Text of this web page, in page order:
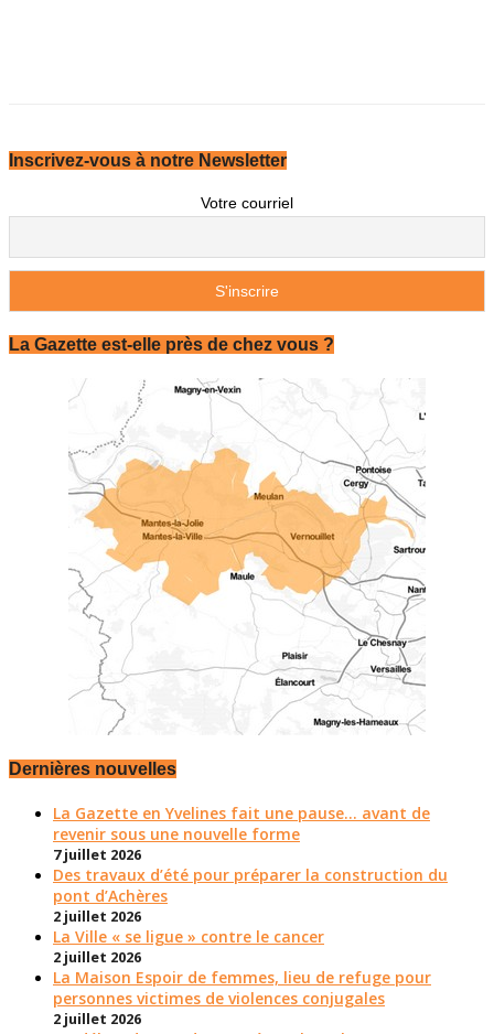
Inscrivez-vous à notre Newsletter
Votre courriel
La Gazette est-elle près de chez vous ?
Dernières nouvelles
La Gazette en Yvelines fait une pause... avant de
revenir sous une nouvelle forme
7 juillet 2026
Des travaux d’été pour préparer la construction du
pont d’Achères
2 juillet 2026
La Ville « se ligue » contre le cancer
2 juillet 2026
La Maison Espoir de femmes, lieu de refuge pour
personnes victimes de violences conjugales
2 juillet 2026